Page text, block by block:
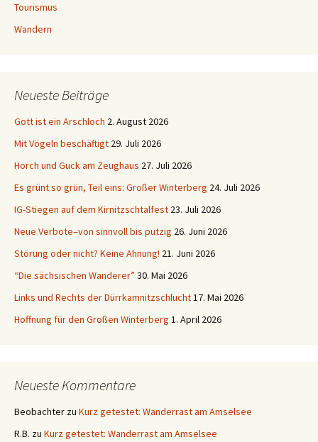
Tourismus
Wandern
Neueste Beiträge
Gott ist ein Arschloch 2. August 2026
Mit Vögeln beschäftigt 29. Juli 2026
Horch und Guck am Zeughaus 27. Juli 2026
Es grünt so grün, Teil eins: Großer Winterberg 24. Juli 2026
IG-Stiegen auf dem Kirnitzschtalfest 23. Juli 2026
Neue Verbote–von sinnvoll bis putzig 26. Juni 2026
Störung oder nicht? Keine Ahnung! 21. Juni 2026
“Die sächsischen Wanderer” 30. Mai 2026
Links und Rechts der Dürrkamnitzschlucht17. Mai 2026
Hoffnung für den Großen Winterberg 1. April 2026
Neueste Kommentare
Beobachter zu Kurz getestet: Wanderrast am Amselsee
R.B. zu Kurz getestet: Wanderrast am Amselsee